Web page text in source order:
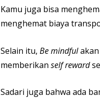
Kamu juga bisa
menghemat biaya
Selain itu, Be mindfulakan
memberikan self reward
Sadari juga bahwa ada